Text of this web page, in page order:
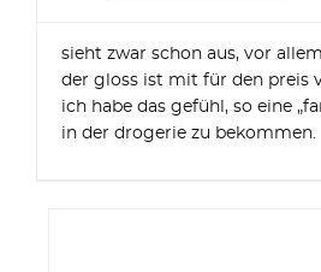
sieht zwar schon aus, vor
der gloss ist mit für den preis
ich habe das gefühl, so eine
in der drogerie zu bekommen.